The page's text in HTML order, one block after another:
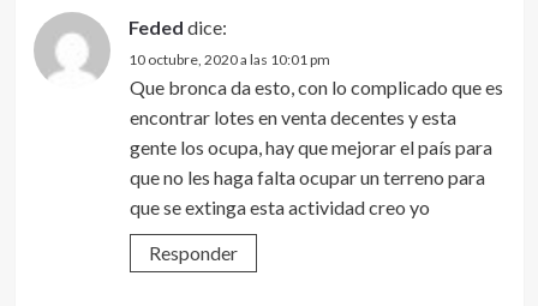
Feded dice:
10 octubre, 2020 a las 10:01 pm
Que bronca da esto, con lo complicado que es
encontrar lotes en venta decentes y esta
gente los ocupa, hay que mejorar el país para
que no les haga falta ocupar un terreno para
que se extinga esta actividad creo yo
Responder